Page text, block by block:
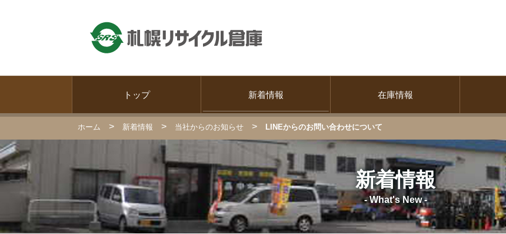
トップ 新着情報 在庫情報
ホーム > 新着情報 > 当社からのお知らせ > LINEからのお問い合わせについて
新着情報
- What's New -